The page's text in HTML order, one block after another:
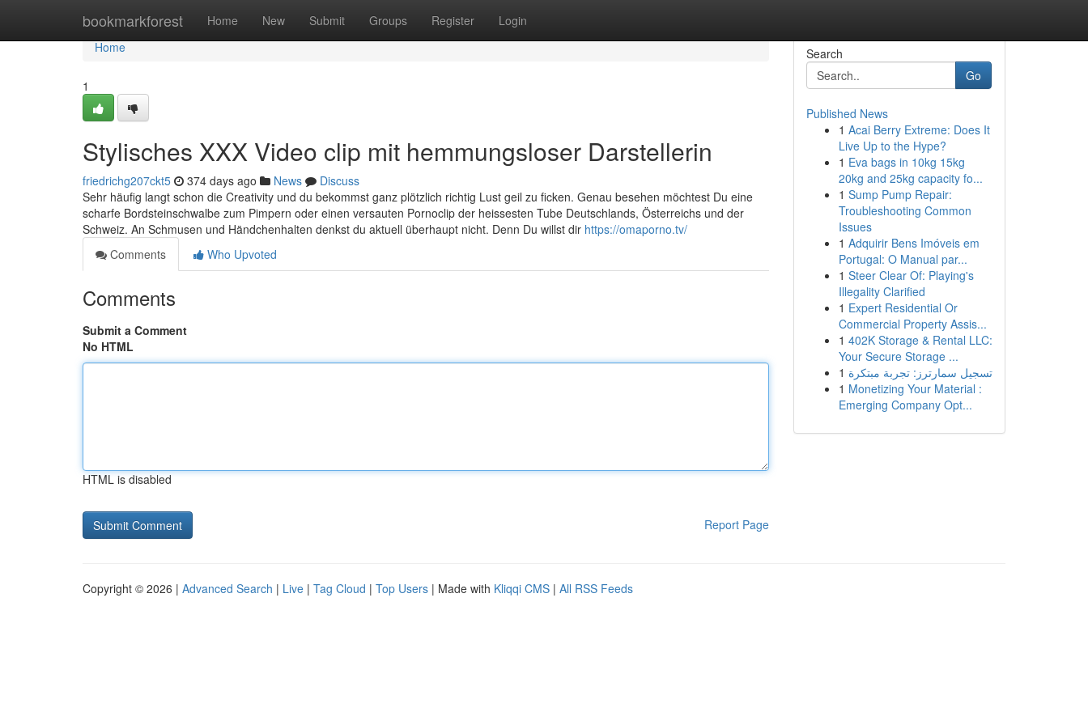
bookmarkforest Home New Submit Groups Register Login
Home
Home
1
Stylisches XXX Video clip mit hemmungsloser Darstellerin
friedrichg207ckt5 374 days ago News
Discuss
Sehr häufig langt schon die Creativity und du bekommst ganz plötzlich richtig Lust geil zu ficken. Genau besehen möchtest Du eine
scharfe Bordsteinschwalbe zum Pimpern oder einen versauten Pornoclip der heissesten Tube Deutschlands, Österreichs und der
Schweiz. An Schmusen und Händchenhalten denkst du aktuell überhaupt nicht. Denn Du willst dir https://omaporno.tv/
Comments
Who Upvoted
Comments
Submit a Comment
No HTML
HTML is disabled
Report Page
Search
Go
Published News
1 Acai Berry Extreme: Does It
Live Up to the Hype?
1 Eva bags in 10kg 15kg
20kg and 25kg capacity fo...
1 Sump Pump Repair:
Troubleshooting Common
Issues
1 Adquirir Bens Imóveis em
Portugal: O Manual par...
1 Steer Clear Of: Playing's
Illegality Clarified
1 Expert Residential Or
Commercial Property Assis...
1 402K Storage & Rental LLC:
Your Secure Storage ...
1 تسجيل سمارترز: تجربة مبتكرة
1 Monetizing Your Material :
Emerging Company Opt...
Copyright © 2026 | Advanced Search | Live | Tag Cloud | Top Users | Made with Kliqqi CMS | All RSS Feeds